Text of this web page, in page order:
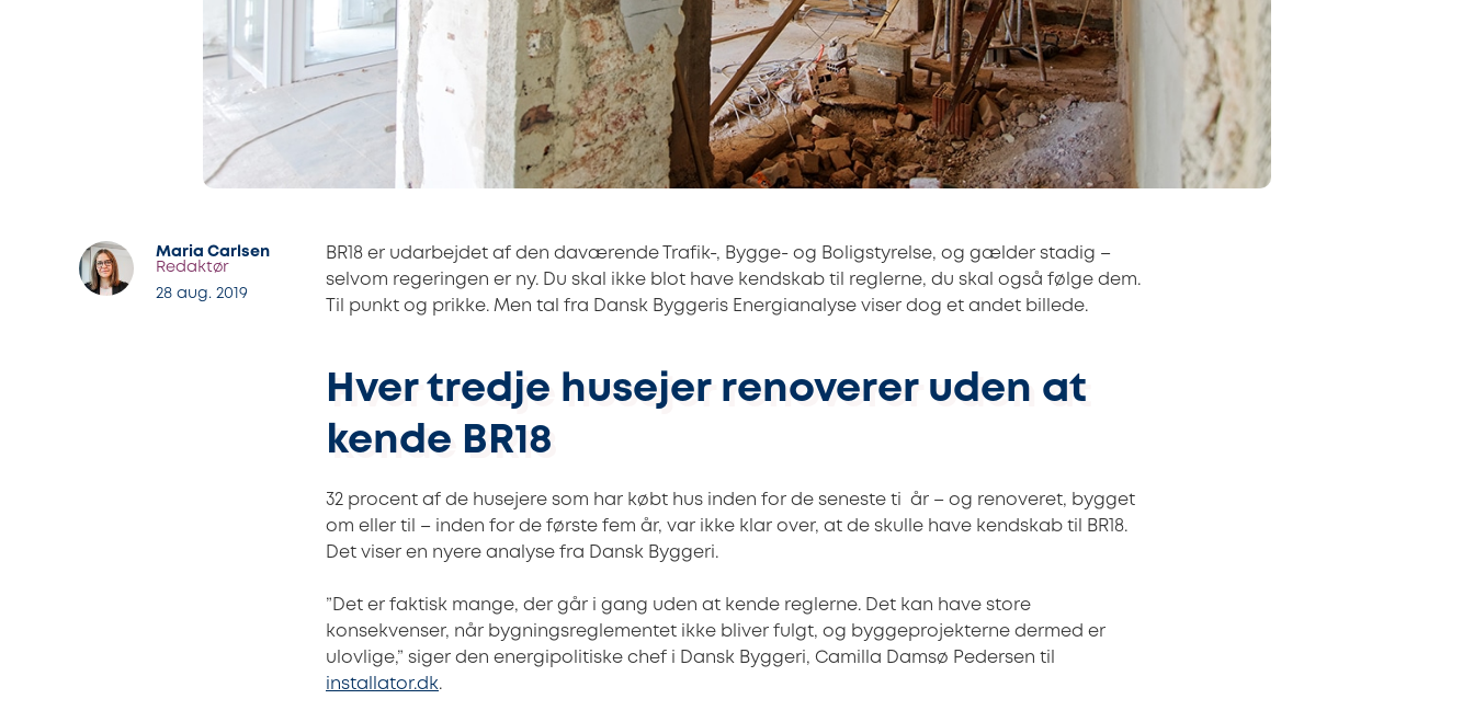
Maria Carlsen
Redaktør
28 aug. 2019
BR18 er udarbejdet af den daværende Trafik-, Bygge- og Boligstyrelse, og gælder stadig –
selvom regeringen er ny. Du skal ikke blot have kendskab til reglerne, du skal også følge dem.
Til punkt og prikke. Men tal fra Dansk Byggeris Energianalyse viser dog et andet billede.
Hver tredje husejer renoverer uden at
kende BR18
32 procent af de husejere som har købt hus inden for de seneste ti år – og renoveret, bygget
om eller til – inden for de første fem år, var ikke klar over, at de skulle have kendskab til BR18.
Det viser en nyere analyse fra Dansk Byggeri.
”Det er faktisk mange, der går i gang uden at kende reglerne. Det kan have store
konsekvenser, når bygningsreglementet ikke bliver fulgt, og byggeprojekterne dermed er
ulovlige,” siger den energipolitiske chef i Dansk Byggeri, Camilla Damsø Pedersen til
installator.dk.